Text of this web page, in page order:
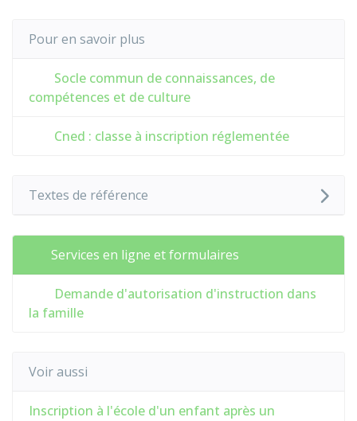
Pour en savoir plus
Socle commun de connaissances, de
compétences et de culture
Cned : classe à inscription réglementée
Textes de référence
Services en ligne et formulaires
Demande d'autorisation d'instruction dans
la famille
Voir aussi
Inscription à l'école d'un enfant après un